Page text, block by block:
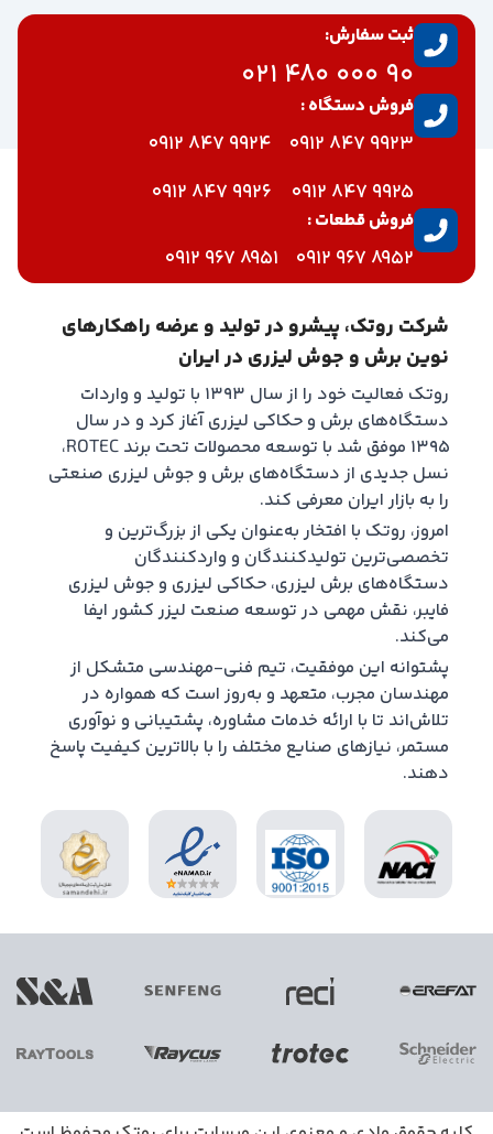
ثبت سفارش:
90 000 480 021
فروش دستگاه :
9923 847 0912
9924 847 0912
9925 847 0912
9926 847 0912
فروش قطعات :
8952 967 0912
8951 967 0912
شرکت روتک، پیشرو در تولید و عرضه راهکارهای
نوین برش و جوش لیزری در ایران
روتک فعالیت خود را از سال ۱۳۹۳ با تولید و واردات
دستگاه‌های برش و حکاکی لیزری آغاز کرد و در سال
۱۳۹۵ موفق شد با توسعه محصولات تحت برند ROTEC،
نسل جدیدی از دستگاه‌های برش و جوش لیزری صنعتی
را به بازار ایران معرفی کند.
امروز، روتک با افتخار به‌عنوان یکی از بزرگ‌ترین و
تخصصی‌ترین تولیدکنندگان و واردکنندگان
دستگاه‌های برش لیزری، حکاکی لیزری و جوش لیزری
فایبر، نقش مهمی در توسعه صنعت لیزر کشور ایفا
می‌کند.
پشتوانه این موفقیت، تیم فنی-مهندسی متشکل از
مهندسان مجرب، متعهد و به‌روز است که همواره در
تلاش‌اند تا با ارائه خدمات مشاوره، پشتیبانی و نوآوری
مستمر، نیازهای صنایع مختلف را با بالاترین کیفیت پاسخ
دهند.